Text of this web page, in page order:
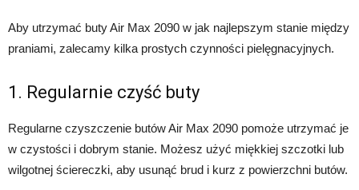
Aby utrzymać buty Air Max 2090 w jak najlepszym stanie między
praniami, zalecamy kilka prostych czynności pielęgnacyjnych.
1. Regularnie czyść buty
Regularne czyszczenie butów Air Max 2090 pomoże utrzymać je
w czystości i dobrym stanie. Możesz użyć miękkiej szczotki lub
wilgotnej ściereczki, aby usunąć brud i kurz z powierzchni butów.